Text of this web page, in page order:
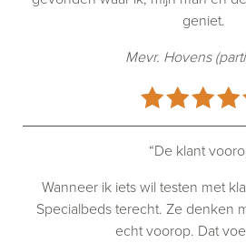
geniet.
Mevr. Hovens
“De klant
Wanneer ik iets wil testen met
Specialbeds terecht. Ze denken
echt voorop. Dat